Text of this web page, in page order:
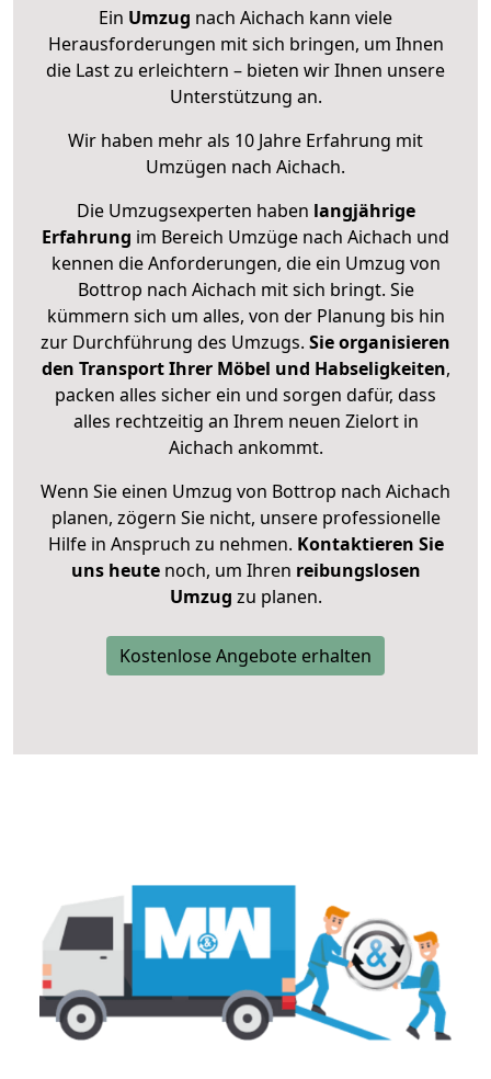
Ein Umzug nach Aichach kann viele
Herausforderungen mit sich bringen, um Ihnen
die Last zu erleichtern – bieten wir Ihnen unsere
Unterstützung an.
Wir haben mehr als 10 Jahre Erfahrung mit
Umzügen nach Aichach.
Die Umzugsexperten haben langjährige
Erfahrung im Bereich Umzüge nach Aichach und
kennen die Anforderungen, die ein Umzug von
Bottrop nach Aichach mit sich bringt. Sie
kümmern sich um alles, von der Planung bis hin
zur Durchführung des Umzugs. Sie organisieren
den Transport Ihrer Möbel und Habseligkeiten,
packen alles sicher ein und sorgen dafür, dass
alles rechtzeitig an Ihrem neuen Zielort in
Aichach ankommt.
Wenn Sie einen Umzug von Bottrop nach Aichach
planen, zögern Sie nicht, unsere professionelle
Hilfe in Anspruch zu nehmen. Kontaktieren Sie
uns heutenoch, um Ihren reibungslosen
Umzug zu planen.
Kostenlose Angebote erhalten